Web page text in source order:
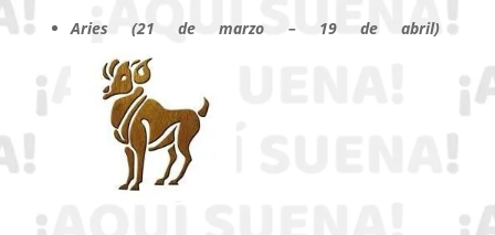
Aries (21 de marzo – 19 de abril)